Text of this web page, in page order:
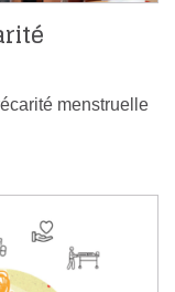
menstruelle